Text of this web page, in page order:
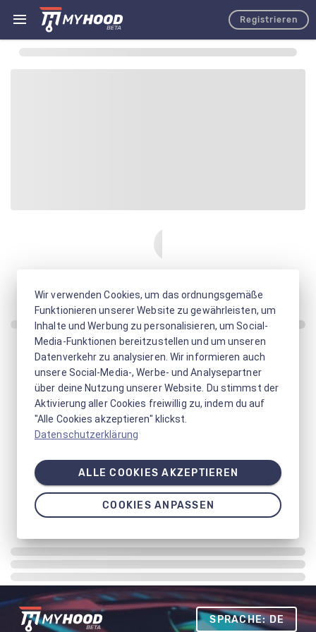
Registrieren
SPRACHE: DE
Wir verwenden Cookies, um das ordnungsgemäße
Funktionieren unserer Website zu gewährleisten, um
Inhalte und Werbung zu personalisieren, um Social-
Media-Funktionen bereitzustellen und um unseren
Datenverkehr zu analysieren. Wir informieren auch
unsere Social-Media-, Werbe- und Analysepartner
über deine Nutzung unserer Website. Du stimmst der
Aktivierung aller Cookies freiwillig zu, indem du auf
"Alle Cookies akzeptieren" klickst.
Datenschutzerklärung
ALLE COOKIES AKZEPTIEREN
COOKIES ANPASSEN